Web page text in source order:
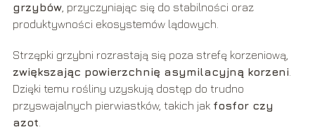
grzybów, przyczyniając się do stabilności oraz
produktywności ekosystemów lądowych.
Strzępki grzybni rozrastają się poza strefę korzeniową,
zwiększając powierzchnię asymilacyjną korzeni
Dzięki temu rośliny uzyskują dostęp do trudno
przyswajalnych pierwiastków, takich jak fosfor czy
azot